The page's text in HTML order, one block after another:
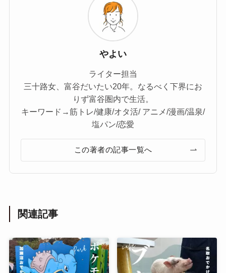
やよい
ライター担当
三十路女、富谷だいたい20年。なるべく下界にお
りず富谷圏内で生活。
キーワード→筋トレ/健康/オタ活/ アニメ/漫画/温泉/
塩パン/恋愛
この著者の記事一覧へ
関連記事